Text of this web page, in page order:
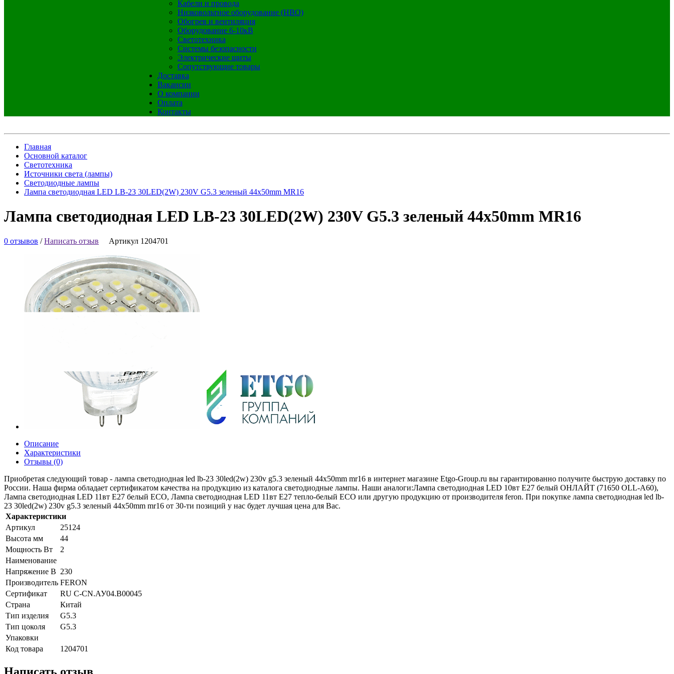
Кабели и провода
Низковольтное оборудование (НВО)
Обогрев и вентиляция
Оборудование 6-10кВ
Светотехника
Системы безопасности
Электрические щиты
Сопутствующие товары
Доставка
Вакансии
О компании
Оплата
Контакты
Главная
Основной каталог
Светотехника
Источники света (лампы)
Светодиодные лампы
Лампа светодиодная LED LB-23 30LED(2W) 230V G5.3 зеленый 44х50mm MR16
Лампа светодиодная LED LB-23 30LED(2W) 230V G5.3 зеленый 44х50mm MR16
0 отзывов /Написать отзыв Артикул 1204701
Описание
Характеристики
Отзывы (0)
Приобретая следующий товар - лампа светодиодная led lb-23 30led(2w) 230v g5.3 зеленый 44х50mm mr16 в интернет магазине Etgo-Group.ru вы гарантированно получите быструю доставку по
России. Наша фирма обладает сертификатом качества на продукцию из каталога светодиодные лампы. Наши аналоги:Лампа светодиодная LED 10вт Е27 белый ОНЛАЙТ (71650 ОLL-A60),
Лампа светодиодная LED 11вт E27 белый ECO, Лампа светодиодная LED 11вт E27 тепло-белый ECO или другую продукцию от производителя feron. При покупке лампа светодиодная led lb-
23 30led(2w) 230v g5.3 зеленый 44х50mm mr16 от 30-ти позиций у нас будет лучшая цена для Вас.
Характеристики
Артикул
25124
Высота мм
44
Мощность Вт
2
Наименование
Напряжение В 230
Производитель FERON
Сертификат
RU C-CN.АУ04.B00045
Страна
Китай
Тип изделия
G5.3
Тип цоколя
G5.3
Упаковки
Код товара
1204701
Написать отзыв